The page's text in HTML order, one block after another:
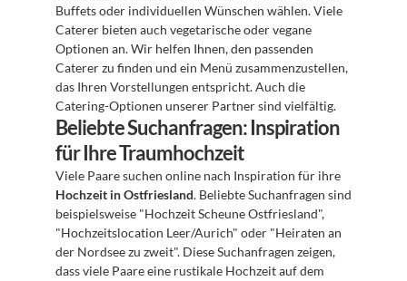
Buffets oder individuellen Wünschen wählen. Viele
Caterer bieten auch vegetarische oder vegane
Optionen an. Wir helfen Ihnen, den passenden
Caterer zu finden und ein Menü zusammenzustellen,
das Ihren Vorstellungen entspricht. Auch die
Catering-Optionen unserer Partner sind vielfältig.
Beliebte Suchanfragen: Inspiration
für Ihre Traumhochzeit
Hochzeit in Ostfriesland. Beliebte Suchanfragen sind
beispielsweise "Hochzeit Scheune Ostfriesland",
"Hochzeitslocation Leer/Aurich" oder "Heiraten an
der Nordsee zu zweit". Diese Suchanfragen zeigen,
dass viele Paare eine rustikale Hochzeit auf dem